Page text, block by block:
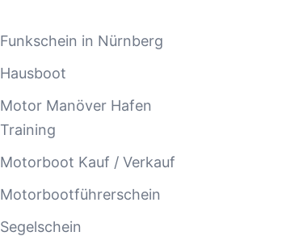
Funkschein in Nürnberg
Hausboot
Motor Manöver Hafen
Training
Motorboot Kauf / Verkauf
Motorbootführerschein
Segelschein